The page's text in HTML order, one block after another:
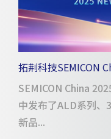
拓荆科技SEMICON
系列引领半导体制造
SEMICON China
中发布了ALD系列、
新品...